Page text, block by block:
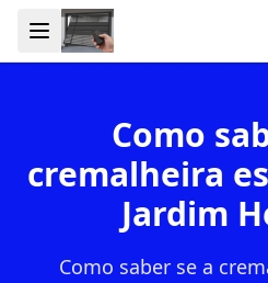
Como
cremalheira
Jardim
Como saber se a